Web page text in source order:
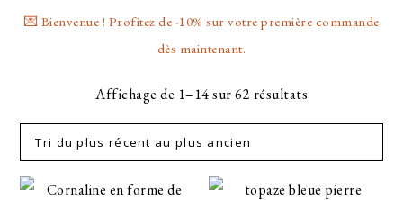
💌 Bienvenue ! Profitez de -10% sur votre première commande
dès maintenant.
Affichage de 1–14 sur 62 résultats